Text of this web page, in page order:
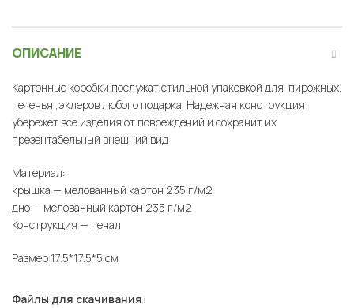
ОПИСАНИЕ
Картонные коробки послужат стильной упаковкой для пирожных,
печенья ,эклеров любого подарка. Надежная конструкция
убережет все изделия от повреждений и сохранит их
презентабельный внешний вид
Материал:
крышка — мелованный картон 235 г/м2
дно — мелованный картон 235 г/м2
Конструкция — пенал
Размер 17.5*17.5*5 см
Файлы для скачивания: